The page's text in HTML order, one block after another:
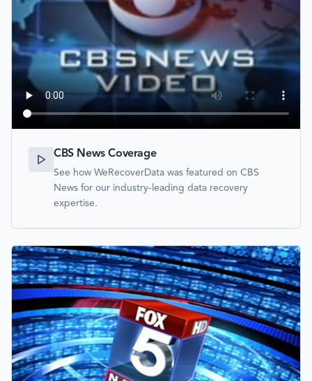
CBS News Coverage
See how WeRecoverData was featured on CBS
News for our industry-leading data recovery
expertise.